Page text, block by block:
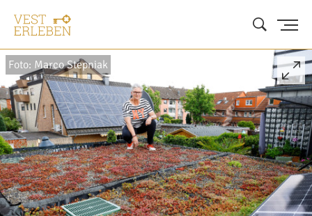
Foto: Marco Stepniak